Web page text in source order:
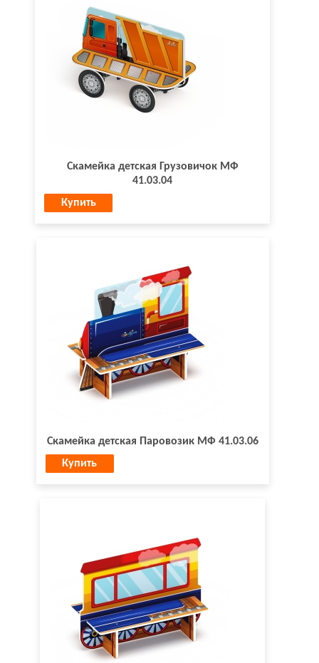
Скамейка детская Грузовичок МФ
41.03.04
Купить
Скамейка детская Паровозик МФ 41.03.06
Купить